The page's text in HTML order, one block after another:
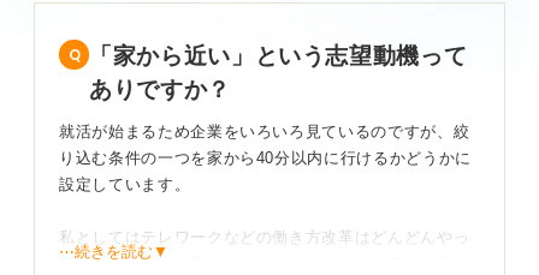
「家から近い」という志望動機って
ありですか？
就活が始まるため企業をいろいろ見ているのですが、絞
り込む条件の一つを家から40分以内に行けるかどうかに
設定しています。
私としてはテレワークなどの働き方改革はどんどんやっ
てほしいし、家で過ごすのが好きなのでできるだけ家か
⋯続きを読む▼